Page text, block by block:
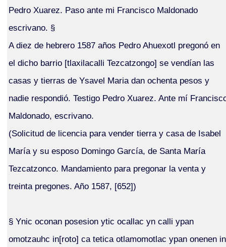
Pedro Xuarez. Paso ante mi Francisco Maldonado
escrivano. §
A diez de hebrero 1587 años Pedro Ahuexotl pregonó en
el dicho barrio [tlaxilacalli Tezcatzongo] se vendían las
casas y tierras de Ysavel Maria dan ochenta pesos y
nadie respondió. Testigo Pedro Xuarez. Ante mí
Maldonado, escrivano.
(Solicitud de licencia para vender tierra y casa de Isabel
María y su esposo Domingo García, de Santa María
Tezcatzonco. Mandamiento para pregonar la venta y
treinta pregones. Año 1587, [652])
§ Ynic oconan posesion ytic ocallac yn calli ypan
omotzauhc in[roto] ca tetica otlamomotlac ypan onenen in